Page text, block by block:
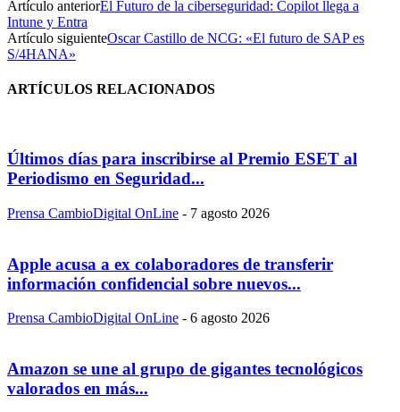
Artículo anteriorEl Futuro de la ciberseguridad: Copilot llega a
Intune y Entra
Artículo siguienteOscar Castillo de NCG: «El futuro de SAP es
S/4HANA»
ARTÍCULOS RELACIONADOS
Últimos días para inscribirse al Premio ESET al
Periodismo en Seguridad...
Prensa CambioDigital OnLine - 7 agosto 2026
Apple acusa a ex colaboradores de transferir
información confidencial sobre nuevos...
Prensa CambioDigital OnLine - 6 agosto 2026
Amazon se une al grupo de gigantes tecnológicos
valorados en más...